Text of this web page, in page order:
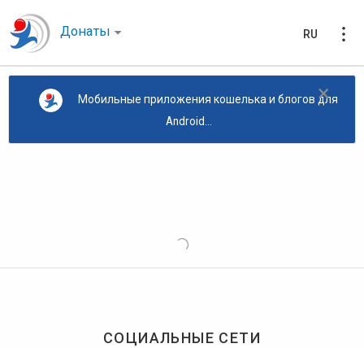
Донаты RU
×
Мобильные приложения кошелька и блогов для
Android...
СОЦИАЛЬНЫЕ СЕТИ